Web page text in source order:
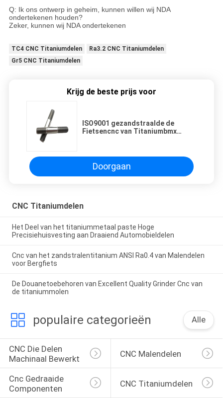
Q: Ik ons ontwerp in geheim, kunnen willen wij NDA
ondertekenen houden?
Zeker, kunnen wij NDA ondertekenen
TC4 CNC Titaniumdelen
Ra3.2 CNC Titaniumdelen
Gr5 CNC Titaniumdelen
Krijg de beste prijs voor
ISO9001 gezandstraalde de
Fietsencnc van Titaniumbmx
Doorgaan
CNC Titaniumdelen
Het Deel van het titaniummetaal paste Hoge
Precisiehuisvesting aan Draaiend Automobieldelen
Cnc van het zandstralentitanium ANSI Ra0.4 van Malendelen
voor Bergfiets
De Douanetoebehoren van Excellent Quality Grinder Cnc van
de titaniummolen
populaire categorieën Alle
CNC Die Delen
Machinaal Bewerkt
CNC Malendelen
Cnc Gedraaide
Componenten
CNC Titaniumdelen